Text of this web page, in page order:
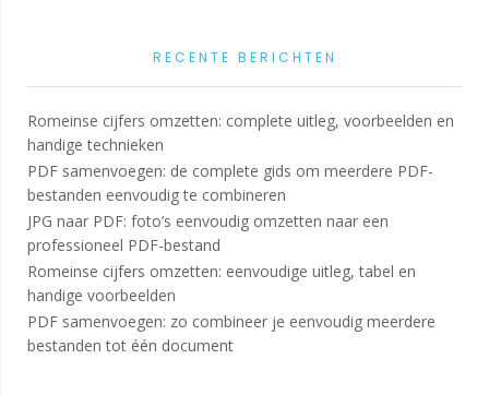
RECENTE BERICHTEN
Romeinse cijfers omzetten: complete uitleg, voorbeelden en
handige technieken
PDF samenvoegen: de complete gids om meerdere PDF-
bestanden eenvoudig te combineren
JPG naar PDF: foto’s eenvoudig omzetten naar een
professioneel PDF-bestand
Romeinse cijfers omzetten: eenvoudige uitleg, tabel en
handige voorbeelden
PDF samenvoegen: zo combineer je eenvoudig meerdere
bestanden tot één document